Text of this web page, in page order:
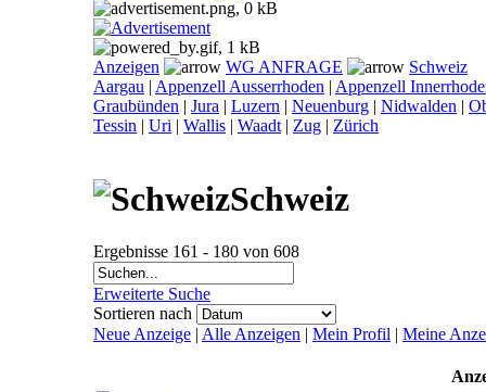
Anzeigen WG ANFRAGE
Schweiz
Aargau | Appenzell Ausserrhoden | Appenzell
Graubünden | Jura | Luzern | Neuenburg | Nidwalden |
Tessin | Uri | Wallis | Waadt | Zug | Zürich
Schweiz
Ergebnisse 161 - 180 von 608
Erweiterte Suche
Sortieren nach
Neue Anzeige | Alle Anzeigen | Mein Profil | Meine